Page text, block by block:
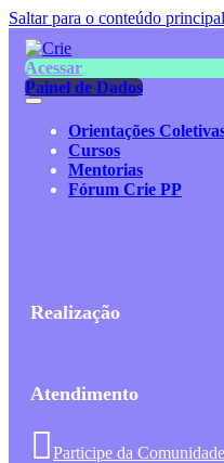
Saltar para o conteúdo principal
Acessar
Painel de Dados
Orientações
Cursos
Mentorias
Fórum Crie PP
Realização
Atendimento
Participe da